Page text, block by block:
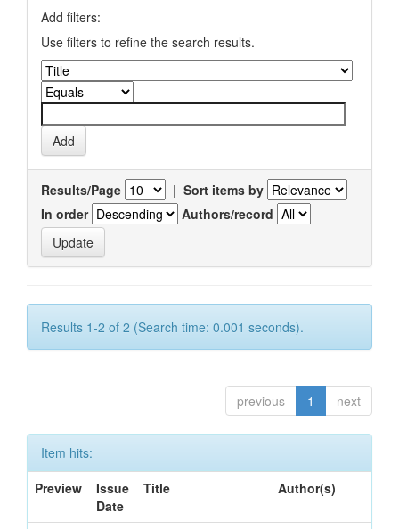
Add filters:
Use filters to refine the search results.
Results/Page | Sort items by
In order
Authors/record
Results 1-2 of 2 (Search time: 0.001 seconds).
previous 1 next
Item hits:
Preview
Issue
Date
Title Author(s)